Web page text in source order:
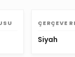
ÇERÇEVE
Siyah